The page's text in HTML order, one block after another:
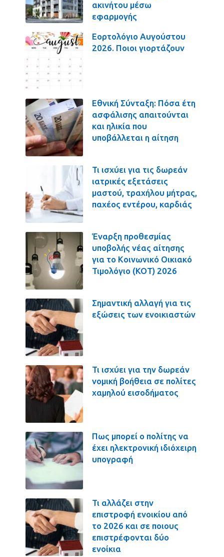
ακινήτου μέσω
εφαρμογής
Εορτολόγιο Αυγούστου
2026. Ποιοι γιορτάζουν
Εθνική Σύνταξη: Πόσα έτη
ασφάλισης απαιτούνται
και ηλικία που
υποβάλλεται η αίτηση
Τι ισχύει για τις δωρεάν
ιατρικές εξετάσεις
μαστού, τραχήλου μήτρας,
παχέος εντέρου, καρδιάς
Έναρξη προθεσμίας
υποβολής νέας αίτησης
για το Κοινωνικό Οικιακό
Τιμολόγιο (ΚΟΤ) 2026
Σημαντική αλλαγή για τις
εξώσεις των ενοικιαστών
Τι ισχύει για την δωρεάν
νομική βοήθεια σε πολίτες
χαμηλού εισοδήματος
Πως μπορεί ο πολίτης να
έχει ηλεκτρονική ιδιόχειρη
υπογραφή
Τι αλλάζει στην
επιστροφή ενοικίου από
το 2026 και σε ποιους
επιστρέφονται δύο
ενοίκια